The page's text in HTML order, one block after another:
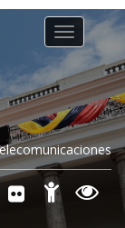
Toggle
navigation